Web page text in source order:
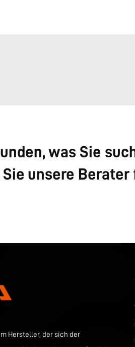
was Sie
unsere
Hersteller, der sich der